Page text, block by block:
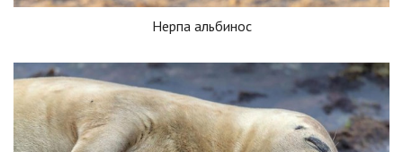
Нерпа альбинос